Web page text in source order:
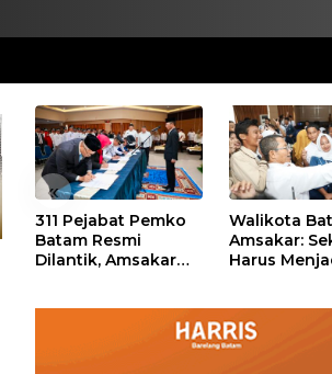
«
311 Pejabat Pemko
Batam Resmi
Dilantik, Amsakar
Walikota
Amsakar:
Harus
dan